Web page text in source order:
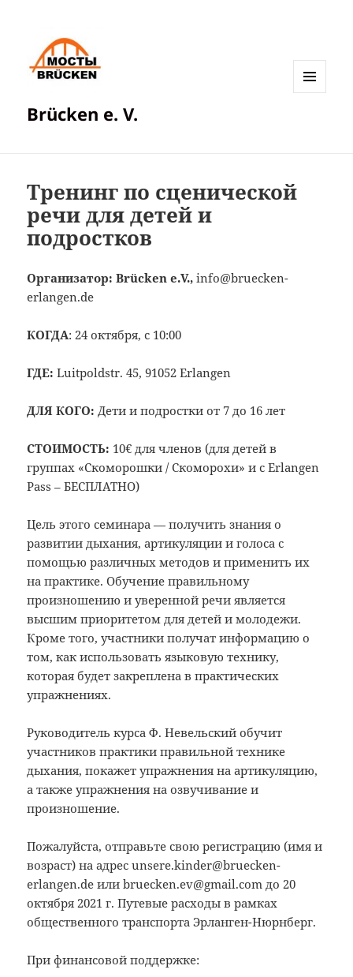
Brücken e. V.
Тренинг по сценической
речи для детей и
подростков
Организатор: Brücken e.V.,info@bruecken-
erlangen.de
КОГДА: 24 октября, с 10:00
ГДЕ: Luitpoldstr. 45, 91052 Erlangen
ДЛЯ КОГО: Дети и подростки от 7 до 16 лет
СТОИМОСТЬ: 10€ для членов (для детей в
группах «Скоморошки / Скоморохи» и с Erlangen
Pass – БЕСПЛАТНО)
Цель этого семинара — получить знания о
развитии дыхания, артикуляции и голоса с
помощью различных методов и применить их
на практике. Обучение правильному
произношению и уверенной речи является
высшим приоритетом для детей и молодежи.
Кроме того, участники получат информацию о
том, как использовать языковую технику,
которая будет закреплена в практических
упражнениях.
Руководитель курса Ф. Невельский обучит
участников практики правильной технике
дыхания, покажет упражнения на артикуляцию,
а также упражнения на озвучивание и
произношение.
Пожалуйста, отправьте свою регистрацию (имя и
возраст) на адрес unsere.kinder@bruecken-
erlangen.de или bruecken.ev@gmail.com до 20
октября 2021 г. Путевые расходы в рамках
общественного транспорта Эрланген-Нюрнберг.
При финансовой поддержке: